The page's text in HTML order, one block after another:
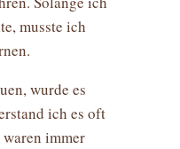
musste ich
wurde es
ich es oft
immer